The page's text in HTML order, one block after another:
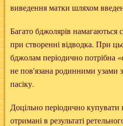
виведення матки шляхом
Багато бджолярів намагаються
при створенні відводка. При
бджолам періодично потрібна
не пов'язана родинними узами
пасіку.
Доцільно періодично
отримані в результаті